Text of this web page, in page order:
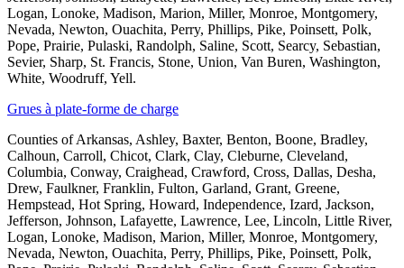
Logan, Lonoke, Madison, Marion, Miller, Monroe, Montgomery,
Nevada, Newton, Ouachita, Perry, Phillips, Pike, Poinsett, Polk,
Pope, Prairie, Pulaski, Randolph, Saline, Scott, Searcy, Sebastian,
Sevier, Sharp, St. Francis, Stone, Union, Van Buren, Washington,
White, Woodruff, Yell.
Grues à plate-forme de charge
Counties of Arkansas, Ashley, Baxter, Benton, Boone, Bradley,
Calhoun, Carroll, Chicot, Clark, Clay, Cleburne, Cleveland,
Columbia, Conway, Craighead, Crawford, Cross, Dallas, Desha,
Drew, Faulkner, Franklin, Fulton, Garland, Grant, Greene,
Hempstead, Hot Spring, Howard, Independence, Izard, Jackson,
Jefferson, Johnson, Lafayette, Lawrence, Lee, Lincoln, Little River,
Logan, Lonoke, Madison, Marion, Miller, Monroe, Montgomery,
Nevada, Newton, Ouachita, Perry, Phillips, Pike, Poinsett, Polk,